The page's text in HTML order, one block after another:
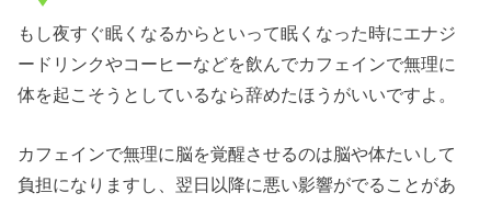
もし夜すぐ眠くなるからといって眠くなった時にエナジ
ードリンクやコーヒーなどを飲んでカフェインで無理に
体を起こそうとしているなら辞めたほうがいいですよ。
カフェインで無理に脳を覚醒させるのは脳や体たいして
負担になりますし、翌日以降に悪い影響がでることがあ